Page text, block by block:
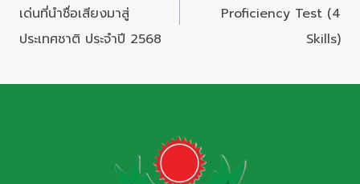
เด่นที่นำชื่อเสียงมาสู่
ประเทศชาติ ประจำปี 2568
Proficiency Test (4
Skills)